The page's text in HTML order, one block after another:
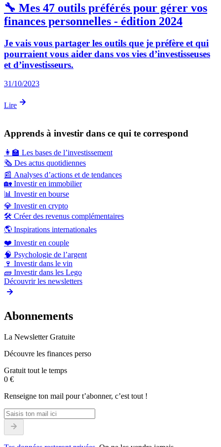
🔧 Mes 47 outils préférés pour gérer vos
finances personnelles - édition 2024
Je vais vous partager les outils que je préfère et qui
pourraient vous aider dans vos vies d’investisseuses
et d’investisseurs.
31/10/2023
Lire
Apprends à investir dans ce qui te correspond
👩‍🏫 Les bases de l’investissement
🗞️ Des actus quotidiennes
📰 Analyses d’actions et de tendances
🏡 Investir en immobilier
📊 Investir en bourse
💎 Investir en crypto
🛠️ Créer des revenus complémentaires
🌎 Inspirations internationales
❤️ Investir en couple
🧠 Psychologie de l’argent
🍷 Investir dans le vin
🧱 Investir dans les Lego
Découvrir les newsletters
Abonnements
La Newsletter Gratuite
Découvre les finances perso
Gratuit tout le temps
0 €
Renseigne ton mail pour t’abonner, c’est tout !